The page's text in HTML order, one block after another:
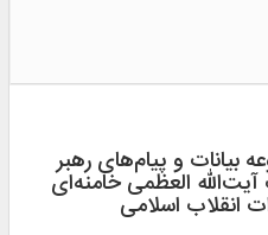
بیانات و پیام‌های رهبر
العظمی خامنه‌ای
انقلاب اسلامی